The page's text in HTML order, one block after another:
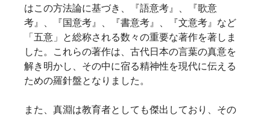
はこの方法論に基づき、『語意考』、『歌意
考』、『国意考』、『書意考』、『文意考』など
「五意」と総称される数々の重要な著作を著しま
した。これらの著作は、古代日本の言葉の真意を
解き明かし、その中に宿る精神性を現代に伝える
ための羅針盤となりました。
また、真淵は教育者としても傑出しており、その